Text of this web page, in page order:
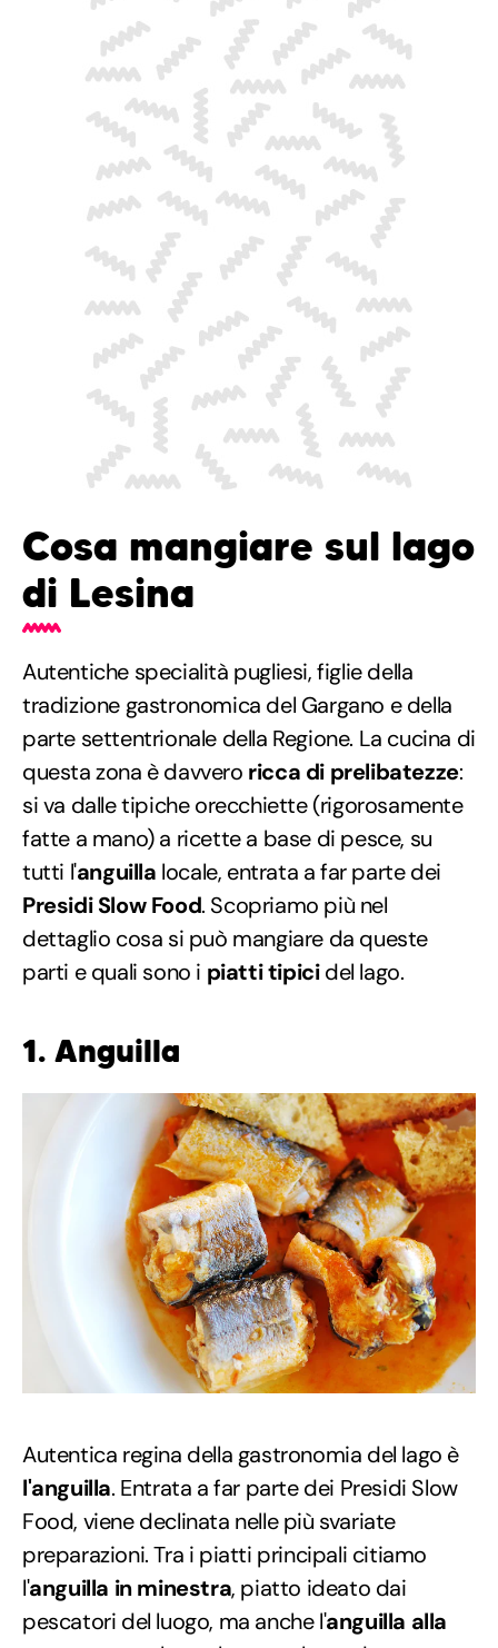
Cosa mangiare sul lago
di Lesina
Autentiche specialità pugliesi, figlie della
tradizione gastronomica del Gargano e della
parte settentrionale della Regione. La cucina di
questa zona è davvero ricca di prelibatezze:
si va dalle tipiche orecchiette (rigorosamente
fatte a mano) a ricette a base di pesce, su
tutti l'anguilla locale, entrata a far parte dei
Presidi Slow Food. Scopriamo più nel
dettaglio cosa si può mangiare da queste
parti e quali sono i piatti tipicidel lago.
1. Anguilla
Autentica regina della gastronomia del lago è
l'anguilla. Entrata a far parte dei Presidi Slow
Food, viene declinata nelle più svariate
preparazioni. Tra i piatti principali citiamo
l'anguilla in minestra, piatto ideato dai
pescatori del luogo, ma anche l'anguilla alla